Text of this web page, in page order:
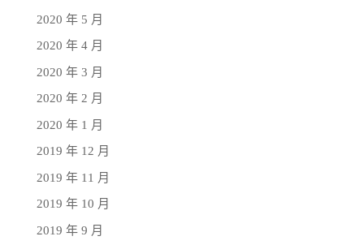
2020 年 5 月
2020 年 4 月
2020 年 3 月
2020 年 2 月
2020 年 1 月
2019 年 12 月
2019 年 11 月
2019 年 10 月
2019 年 9 月